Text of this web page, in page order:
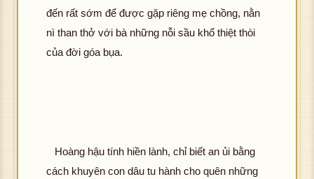
đến rất sớm để được gặp riêng mẹ chồng, nằn
nì than thở với bà những nỗi sầu khổ thiệt thòi
của đời góa bụa.
Hoàng hậu tính hiền lành, chỉ biết an ủi bằng
cách khuyên con dâu tu hành cho quên những